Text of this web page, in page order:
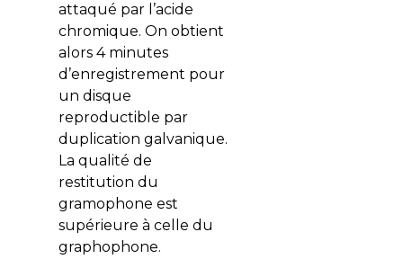
attaqué par l’acide
chromique. On obtient
alors 4 minutes
d’enregistrement pour
un disque
reproductible par
duplication galvanique.
La qualité de
restitution du
gramophone est
supérieure à celle du
graphophone.